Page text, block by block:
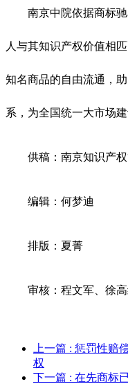
南京中院依据商标驰
人与其知识产权价值相
知名商品的自由流通，
系，为全国统一大市场建
供稿：南京知识产权
编辑：何梦迪
排版：夏菁
审核：程文军、徐高
上一篇 : 惩罚性赔
权
下一篇 : 在先商标